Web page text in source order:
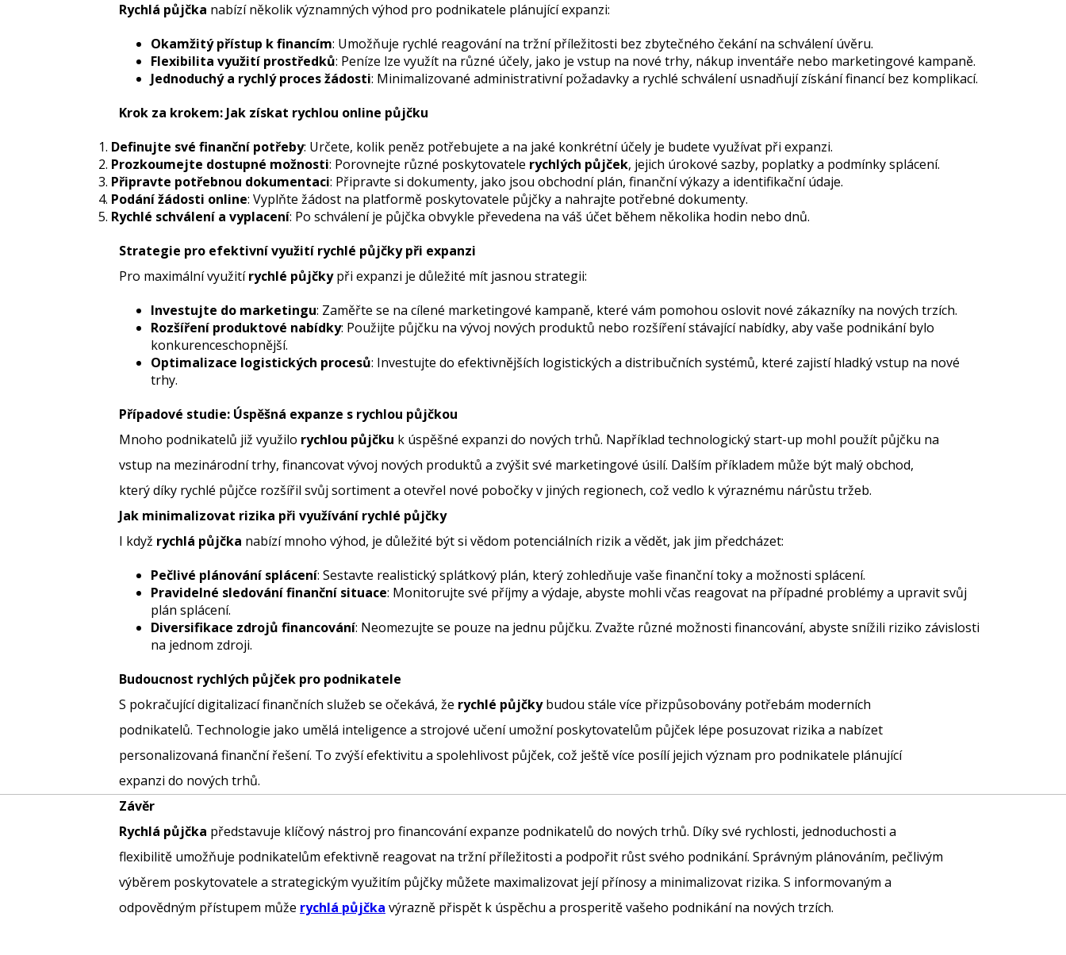
Rychlá půjčka nabízí několik významných výhod pro podnikatele plánující expanzi:
Okamžitý přístup k financím: Umožňuje rychlé reagování na tržní příležitosti bez zbytečného čekání na schválení úvěru.
Flexibilita využití prostředků: Peníze lze využít na různé účely, jako je vstup na nové trhy, nákup inventáře nebo marketingové kampaně.
Jednoduchý a rychlý proces žádosti: Minimalizované administrativní požadavky a rychlé schválení usnadňují získání financí bez komplikací.
Krok za krokem: Jak získat rychlou online půjčku
Definujte své finanční potřeby: Určete, kolik peněz potřebujete a na jaké konkrétní účely je budete využívat při expanzi.
Prozkoumejte dostupné možnosti: Porovnejte různé poskytovatele rychlých půjček, jejich úrokové sazby, poplatky a podmínky splácení.
Připravte potřebnou dokumentaci: Připravte si dokumenty, jako jsou obchodní plán, finanční výkazy a identifikační údaje.
Podání žádosti online: Vyplňte žádost na platformě poskytovatele půjčky a nahrajte potřebné dokumenty.
Rychlé schválení a vyplacení: Po schválení je půjčka obvykle převedena na váš účet během několika hodin nebo dnů.
Strategie pro efektivní využití rychlé půjčky při expanzi
Pro maximální využitírychlé půjčkypři expanzi je důležité mít jasnou strategii:
Investujte do marketingu: Zaměřte se na cílené marketingové kampaně, které vám pomohou oslovit nové zákazníky na nových trzích.
Rozšíření produktové nabídky: Použijte půjčku na vývoj nových produktů nebo rozšíření stávající nabídky, aby vaše podnikání bylo
konkurenceschopnější.
Optimalizace logistických procesů: Investujte do efektivnějších logistických a distribučních systémů, které zajistí hladký vstup na nové
trhy.
Případové studie: Úspěšná expanze s rychlou půjčkou
Mnoho podnikatelů již využilo rychlou půjčku k úspěšné expanzi do nových trhů. Například technologický start-up mohl použít půjčku na
vstup na mezinárodní trhy, financovat vývoj nových produktů a zvýšit své marketingové úsilí. Dalším příkladem může být malý obchod,
který díky rychlé půjčce rozšířil svůj sortiment a otevřel nové pobočky v jiných regionech, což vedlo k výraznému nárůstu tržeb.
Jak minimalizovat rizika při využívání rychlé půjčky
I když rychlá půjčka nabízí mnoho výhod, je důležité být si vědom potenciálních rizik a vědět, jak jim předcházet:
Pečlivé plánování splácení: Sestavte realistický splátkový plán, který zohledňuje vaše finanční toky a možnosti splácení.
Pravidelné sledování finanční situace: Monitorujte své příjmy a výdaje, abyste mohli včas reagovat na případné problémy a upravit svůj
plán splácení.
Diversifikace zdrojů financování: Neomezujte se pouze na jednu půjčku. Zvažte různé možnosti financování, abyste snížili riziko závislosti
na jednom zdroji.
Budoucnost rychlých půjček pro podnikatele
S pokračující digitalizací finančních služeb se očekává, že rychlé půjčkybudou stále více přizpůsobovány potřebám moderních
podnikatelů. Technologie jako umělá inteligence a strojové učení umožní poskytovatelům půjček lépe posuzovat rizika a nabízet
personalizovaná finanční řešení. To zvýší efektivitu a spolehlivost půjček, což ještě více posílí jejich význam pro podnikatele plánující
expanzi do nových trhů.
Závěr
Rychlá půjčka představuje klíčový nástroj pro financování expanze podnikatelů do nových trhů. Díky své rychlosti, jednoduchosti a
flexibilitě umožňuje podnikatelům efektivně reagovat na tržní příležitosti a podpořit růst svého podnikání. Správným plánováním, pečlivým
výběrem poskytovatele a strategickým využitím půjčky můžete maximalizovat její přínosy a minimalizovat rizika. S informovaným a
odpovědným přístupem může rychlá půjčka výrazně přispět k úspěchu a prosperitě vašeho podnikání na nových trzích.